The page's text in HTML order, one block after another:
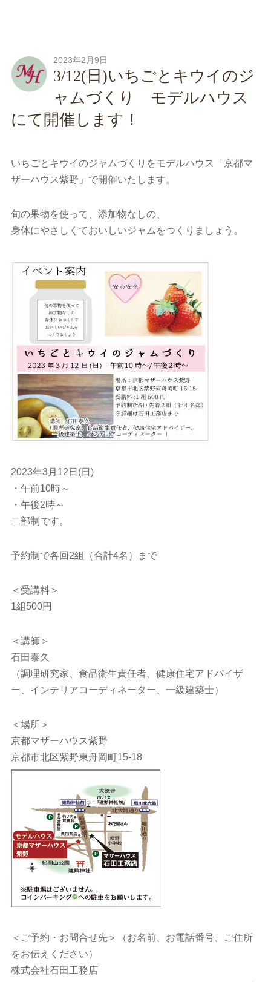
2023年2月9日
3/12(日)いちごとキウイのジ
ャムづくり モデルハウス
にて開催します！
いちごとキウイのジャムづくりをモデルハウス「京都マ
ザーハウス紫野」で開催いたします。
旬の果物を使って、添加物なしの、
身体にやさしくておいしいジャムをつくりましょう。
2023年3月12日(日)
・午前10時～
・午後2時～
二部制です。
予約制で各回2組（合計4名）まで
＜受講料＞
1組500円
＜講師＞
石田泰久
（調理研究家、食品衛生責任者、健康住宅アドバイザ
ー、インテリアコーディネーター、一級建築士）
＜場所＞
京都マザーハウス紫野
京都市北区紫野東舟岡町15-18
＜ご予約・お問合せ先＞（お名前、お電話番号、ご住所
をお伝えください）
株式会社石田工務店